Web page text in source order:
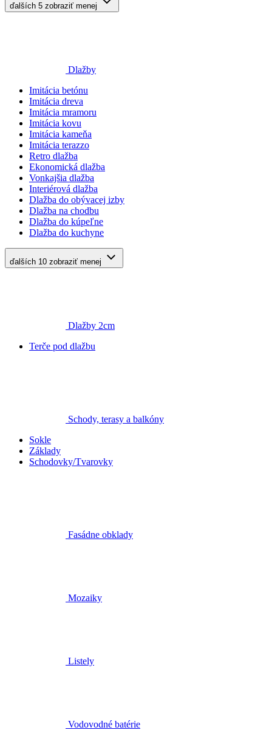
ďalších 5 zobraziť menej
Dlažby
Imitácia betónu
Imitácia dreva
Imitácia mramoru
Imitácia kovu
Imitácia kameňa
Imitácia terazzo
Retro dlažba
Ekonomická dlažba
Vonkajšia dlažba
Interiérová dlažba
Dlažba do obývacej izby
Dlažba na chodbu
Dlažba do kúpeľne
Dlažba do kuchyne
ďalších 10 zobraziť menej
Dlažby 2cm
Terče pod dlažbu
Schody, terasy a balkóny
Sokle
Základy
Schodovky/Tvarovky
Fasádne obklady
Mozaiky
Listely
Vodovodné batérie